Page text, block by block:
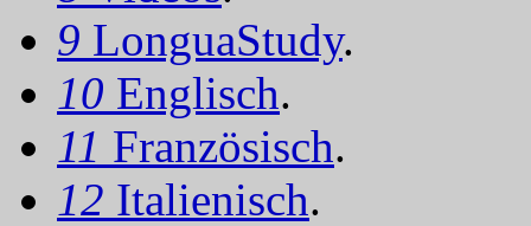
9 LonguaStudy.
10 Englisch.
11 Französisch.
12 Italienisch.